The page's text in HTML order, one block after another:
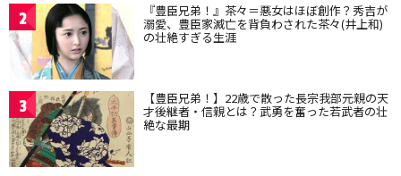
2 『豊臣兄弟！』茶々＝悪女はほぼ創作？秀吉が
溺愛、豊臣家滅亡を背負わされた茶々(井上和)
の壮絶すぎる生涯
3 【豊臣兄弟！】22歳で散った長宗我部元親の天
才後継者・信親とは？武勇を奮った若武者の壮
絶な最期